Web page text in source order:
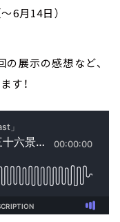
6月14日）
展示の感想など、
す！